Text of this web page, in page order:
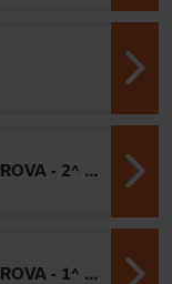
BI-SPRINT TROFEO LOMBARDIA 7^ PROVA - 2^ MANCHE
BI-SPRINT TROFEO LOMBARDIA 7^ PROVA - 1^ MANCHE